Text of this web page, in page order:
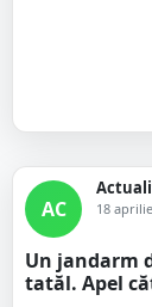
AC 18
Un jandarm
tatăl. Apel